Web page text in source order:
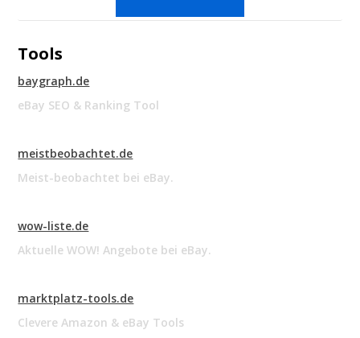
Tools
baygraph.de
eBay SEO & Ranking Tool
meistbeobachtet.de
Meist-beobachtet bei eBay.
wow-liste.de
Aktuelle WOW! Angebote bei eBay.
marktplatz-tools.de
Clevere Amazon & eBay Tools